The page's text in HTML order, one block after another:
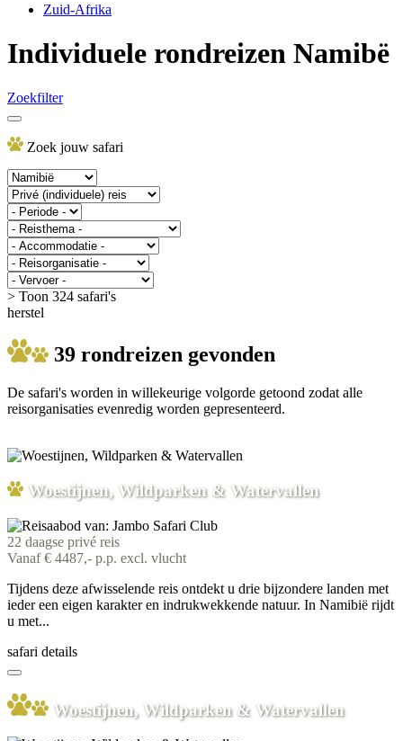
Zuid-Afrika
Individuele rondreizen Namibë
Zoekfilter
Zoek jouw safari
> Toon 324 safari's
herstel
39 rondreizen gevonden
De safari's worden in willekeurige volgorde getoond zodat alle
reisorganisaties evenredig worden gepresenteerd.
Woestijnen, Wildparken & Watervallen
22 daagse privé reis
Vanaf € 4487,- p.p. excl. vlucht
Tijdens deze afwisselende reis ontdekt u drie bijzondere landen met
ieder een eigen karakter en indrukwekkende natuur. In Namibië rijdt
u met...
safari details
Woestijnen, Wildparken & Watervallen